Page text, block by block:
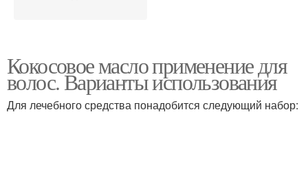
Кокосовое масло применение для
волос. Варианты использования
Для лечебного средства понадобится следующий набор: